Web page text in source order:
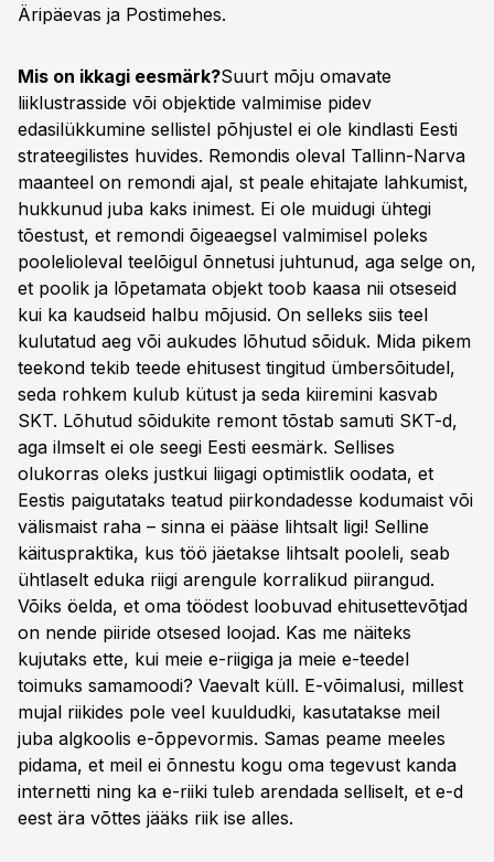
Äripäevas ja Postimehes.
Mis on ikkagi eesmärk?Suurt mõju omavate
liiklustrasside või objektide valmimise pidev
edasilükkumine sellistel põhjustel ei ole kindlasti Eesti
strateegilistes huvides. Remondis oleval Tallinn-Narva
maanteel on remondi ajal, st peale ehitajate lahkumist,
hukkunud juba kaks inimest. Ei ole muidugi ühtegi
tõestust, et remondi õigeaegsel valmimisel poleks
poolelioleval teelõigul õnnetusi juhtunud, aga selge on,
et poolik ja lõpetamata objekt toob kaasa nii otseseid
kui ka kaudseid halbu mõjusid. On selleks siis teel
kulutatud aeg või aukudes lõhutud sõiduk. Mida pikem
teekond tekib teede ehitusest tingitud ümbersõitudel,
seda rohkem kulub kütust ja seda kiiremini kasvab
SKT. Lõhutud sõidukite remont tõstab samuti SKT-d,
aga ilmselt ei ole seegi Eesti eesmärk. Sellises
olukorras oleks justkui liigagi optimistlik oodata, et
Eestis paigutataks teatud piirkondadesse kodumaist või
välismaist raha – sinna ei pääse lihtsalt ligi! Selline
käituspraktika, kus töö jäetakse lihtsalt pooleli, seab
ühtlaselt eduka riigi arengule korralikud piirangud.
Võiks öelda, et oma töödest loobuvad ehitusettevõtjad
on nende piiride otsesed loojad. Kas me näiteks
kujutaks ette, kui meie e-riigiga ja meie e-teedel
toimuks samamoodi? Vaevalt küll. E-võimalusi, millest
mujal riikides pole veel kuuldudki, kasutatakse meil
juba algkoolis e-õppevormis. Samas peame meeles
pidama, et meil ei õnnestu kogu oma tegevust kanda
internetti ning ka e-riiki tuleb arendada selliselt, et e-d
eest ära võttes jääks riik ise alles.